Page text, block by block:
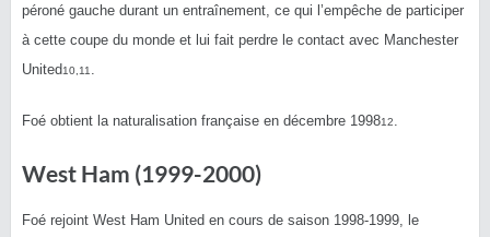
péroné gauche durant un entraînement, ce qui l’empêche de participer
à cette coupe du monde et lui fait perdre le contact avec Manchester
United10 11
Foé obtient la naturalisation française en décembre 199812
West Ham (1999-2000)
Foé rejoint West Ham United en cours de saison 1998-1999, le